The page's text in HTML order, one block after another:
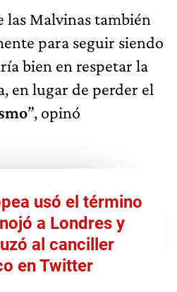
las Malvinas también
para seguir siendo
bien en respetar la
en lugar de perder el
”, opinó
usó el término
a Londres y
al canciller
en Twitter